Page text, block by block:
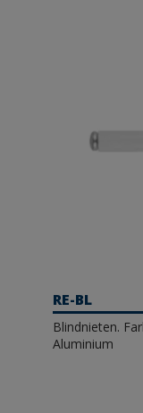
RE-BL
Blindnieten.
Aluminium